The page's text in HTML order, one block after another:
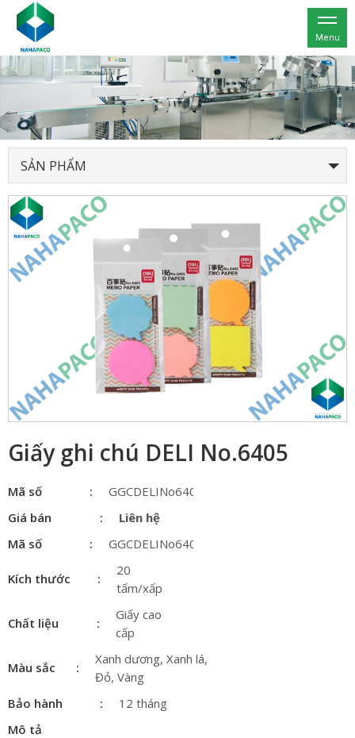
Menu
SẢN PHẨM
Giấy ghi chú DELI No.6405
Mã số
GGCDELINo6405
Giá bán
Liên hệ
Mã số
GGCDELINo6405
Kích thước
20
tấm/xấp
Chất liệu
Giấy cao
cấp
Màu sắc
Xanh dương, Xanh lá,
Đỏ, Vàng
Bảo hành
12 tháng
Mô tả